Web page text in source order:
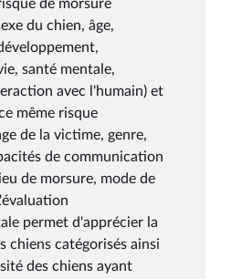
de morsure
du chien, âge,
santé mentale,
avec l'humain) et
même risque
de la victime, genre,
de communication
de morsure, mode de
permet d'apprécier la
chiens catégorisés ainsi
des chiens ayant